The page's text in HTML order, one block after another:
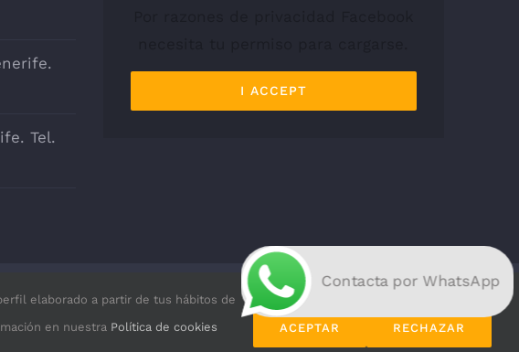
Tel.
I ACCEPT
| Política de cookies | Diseño de Imagenia
Contacta por WhatsApp
elaborado a partir de tus hábitos de
en nuestra Política de cookies
ACEPTAR RECHAZAR